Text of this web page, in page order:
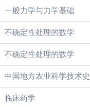
一般力学与力学基础
不确定性处理的数学
不确定性处理的数学
中国地方农业科学技术史
临床药学